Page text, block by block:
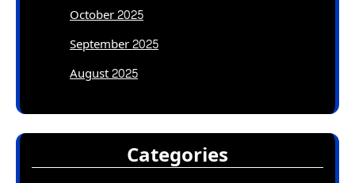
October 2025
September 2025
August 2025
Categories